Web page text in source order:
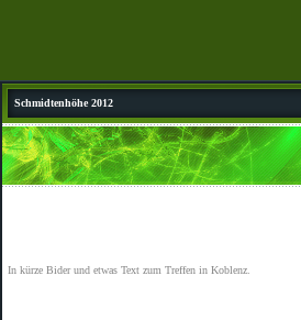
Schmidtenhöhe 2012
In kürze Bider und etwas Text zum Treffen in Koblenz.